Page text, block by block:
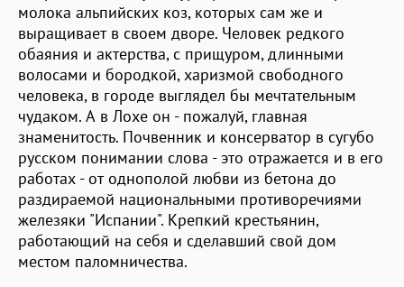
молока альпийских коз, которых сам же и
выращивает в своем дворе. Человек редкого
обаяния и актерства, с прищуром, длинными
волосами и бородкой, харизмой свободного
человека, в городе выглядел бы мечтательным
чудаком. А в Лохе он - пожалуй, главная
знаменитость. Почвенник и консерватор в сугубо
русском понимании слова - это отражается и в его
работах - от однополой любви из бетона до
раздираемой национальными противоречиями
железяки "Испании". Крепкий крестьянин,
работающий на себя и сделавший свой дом
местом паломничества.